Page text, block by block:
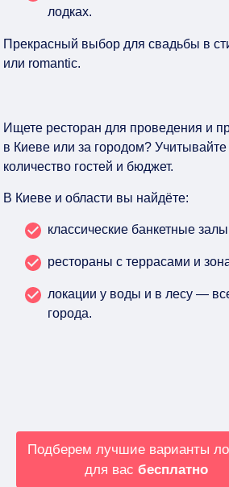
лодках.
Прекрасный выбор для свадьбы в
или romantic.
Ищете ресторан для проведения и
в Киеве или за городом? Учитывайте
количество гостей и бюджет.
В Киеве и области вы найдёте:
классические банкетные
рестораны с террасами и
локации у воды и в лесу —
города.
Подберем лучшие варианты
для вас бесплатно